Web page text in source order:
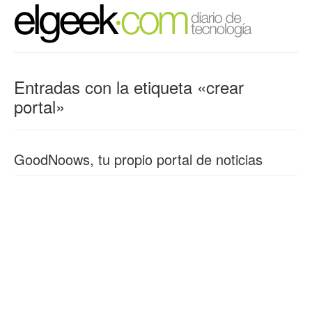
Entradas con la etiqueta «crear
portal»
GoodNoows, tu propio portal de noticias